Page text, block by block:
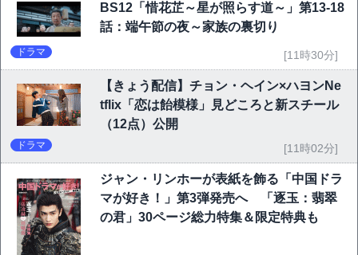
BS12「惜花芷～星が照らす道～」第13-18
話：端午節の夜～家族の裏切り
ドラマ [11時30分]
【きょう配信】チョン・ヘイン×ハヨンNe
tflix「恋は飴模様」見どころと新スチール
（12点）公開
ドラマ [11時02分]
ジャン・リンホーが表紙を飾る「中国ドラ
マが好き！」第3弾発売へ 「逐玉：翡翠
の君」30ページ総力特集＆限定特典も